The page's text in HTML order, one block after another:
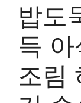
밥도
득
조림